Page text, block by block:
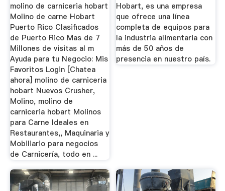
molino de carniceria hobart
Molino de carne Hobart
Puerto Rico Clasificados
de Puerto Rico Mas de 7
Millones de visitas al m
Ayuda para tu Negocio: Mis
Favoritos Login [Chatea
ahora] molino de carniceria
hobart Nuevos Crusher,
Molino, molino de
carniceria hobart Molinos
para Carne Ideales en
Restaurantes,, Maquinaria y
Mobiliario para negocios
de Carnicería, todo en ...
Hobart, es una empresa
que ofrece una línea
completa de equipos para
la industria alimentaria con
más de 50 años de
presencia en nuestro país.